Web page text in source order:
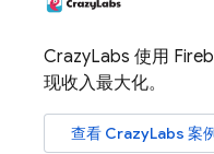
CrazyLabs 使用
现收入最大化。
查看 CrazyLabs 案